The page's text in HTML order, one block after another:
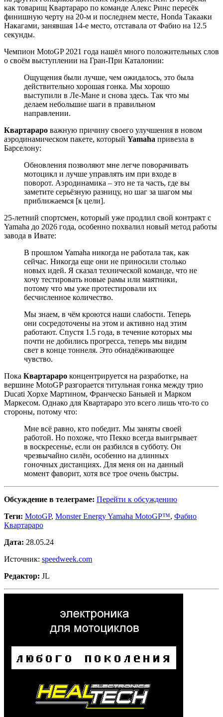
как товарищ Квартараро по команде Алекс Ринс пересёк
финишную черту на 20-м и последнем месте, Honda Такааки
Накагами, занявшая 14-е место, отставала от Фабио на 12.5
секунды.
Чемпион MotoGP 2021 года нашёл много положительных слов
о своём выступлении на Гран-При Каталонии:
Ощущения были лучше, чем ожидалось, это была
действительно хорошая гонка. Мы хорошо
выступили в Ле-Мане и снова здесь. Так что мы
делаем небольшие шаги в правильном
направлении.
Квартараро важную причину своего улучшения в новом
аэродинамическом пакете, который Yamaha привезла в
Барселону:
Обновления позволяют мне легче поворачивать
мотоцикл и лучше управлять им при входе в
поворот. Аэродинамика – это не та часть, где вы
заметите серьёзную разницу, но шаг за шагом мы
приближаемся [к цели].
25-летний спортсмен, который уже продлил свой контракт с
Yamaha до 2026 года, особенно похвалил новый метод работы
завода в Ивате:
В прошлом Yamaha никогда не работала так, как
сейчас. Никогда еще они не приносили столько
новых идей. Я сказал технической команде, что не
хочу тестировать новые рамы или маятники,
потому что мы уже протестировали их
бесчисленное количество.
Мы знаем, в чём кроются наши слабости. Теперь
они сосредоточены на этом и активно над этим
работают. Спустя 1.5 года, в течение которых мы
почти не добились прогресса, теперь мы видим
свет в конце тоннеля. Это обнадёживающее
чувство.
Пока Квартараро концентрируется на разработке, на
вершине MotoGP разгорается титульная гонка между трио
Ducati Хорхе Мартином, Франческо Баньяей и Марком
Маркесом. Однако для Квартараро это всего лишь что-то со
стороны, потому что:
Мне всё равно, кто победит. Мы заняты своей
работой. Но похоже, что Пекко всегда выигрывает
в воскресенье, если он разбился в субботу. Он
чрезвычайно силён, особенно на длинных
гоночных дистанциях. Для меня он на данный
момент фаворит, хотя все трое очень быстры.
Обсуждение в телеграме: Перейти к обсуждению
Теги: MotoGP, Monster Energy Yamaha MotoGP™, Фабио
Квартараро
Дата: 28.05.24
Источник: speedweek.com
Редактор: JL